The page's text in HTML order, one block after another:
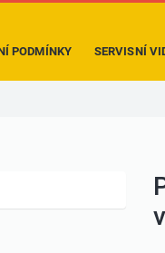
PODMÍNKY SERVISNÍ